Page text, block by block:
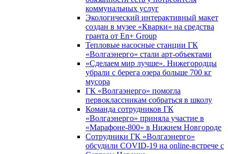
коммунальных услуг
Экологический интерактивный макет
создан в музее «Кварки» на средства
гранта от En+ Group
Тепловые насосные станции ГК
«Волгаэнерго» стали арт-объектами
«Сделаем мир лучше». Нижегородцы
убрали с берега озера больше 700 кг
мусора
ГК «Волгаэнерго» помогла
первоклассникам собраться в школу
Команда сотрудников ГК
«Волгаэнерго» приняла участие в
«Марафоне-800» в Нижнем Новгороде
Сотрудники ГК «Волгаэнерго»
обсудили COVID-19 на online-встрече с